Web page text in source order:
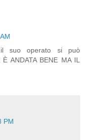
suo operato si può
ANDATA BENE MA IL
PM